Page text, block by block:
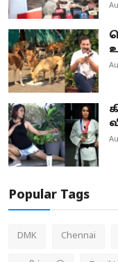
Popular Tags
DMK Chennai